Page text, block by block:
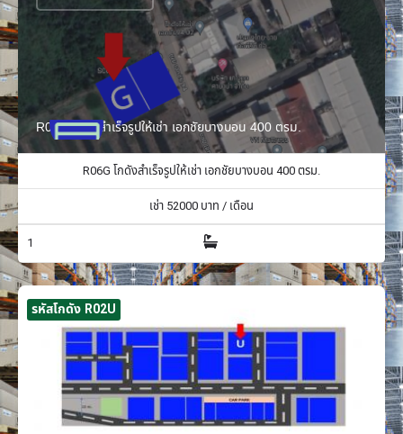
R06G โกดังสำเร็จรูปให้เช่า เอกชัยบางบอน 400 ตรม.
R06G โกดังสำเร็จรูปให้เช่า เอกชัยบางบอน 400 ตรม.
เช่า 52000 บาท / เดือน
1
รหัสโกดัง R02U